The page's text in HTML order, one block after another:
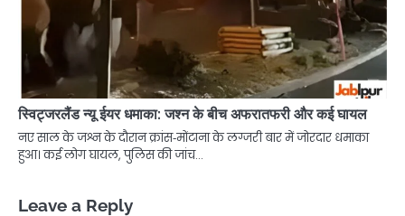
स्विट्जरलैंड न्यू ईयर धमाका: जश्न के बीच अफरातफरी और कई घायल
नए साल के जश्न के दौरान क्रांस‑मोंटाना के लग्जरी बार में जोरदार धमाका
हुआ। कई लोग घायल, पुलिस की जांच…
Leave a Reply